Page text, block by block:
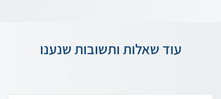
עוד שאלות ותשובות שנענו